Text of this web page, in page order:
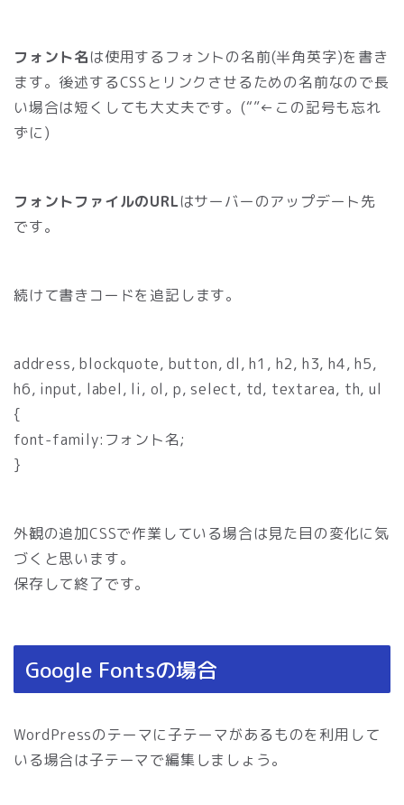
フォント名は使用するフォントの名前(半角英字)を書き
ます。後述するCSSとリンクさせるための名前なので長
い場合は短くしても大丈夫です。(“”←この記号も忘れ
ずに)
フォントファイルのURLはサーバーのアップデート先
です。
続けて書きコードを追記します。
address, blockquote, button, dl, h1, h2, h3, h4, h5,
h6, input, label, li, ol, p, select, td, textarea, th, ul
{
font-family:フォント名;
}
外観の追加CSSで作業している場合は見た目の変化に気
づくと思います。
保存して終了です。
Google Fontsの場合
WordPressのテーマに子テーマがあるものを利用して
いる場合は子テーマで編集しましょう。